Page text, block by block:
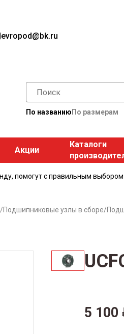
evropod@bk.ru
По названию По размерам
Акции
Каталоги
помогут с правильным
/Подшипниковые узлы в сборе/
5